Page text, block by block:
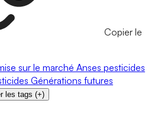
Copier le
sur le marché Anses pesticides
Générations futures
les tags (+)